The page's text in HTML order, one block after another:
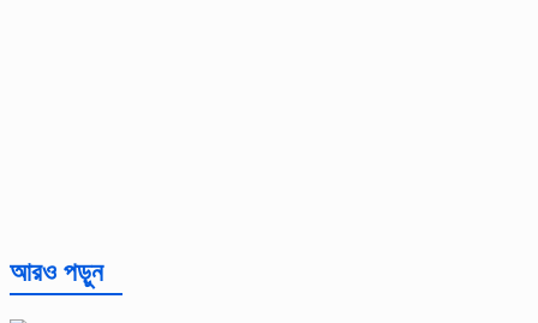
আরও পড়ুন